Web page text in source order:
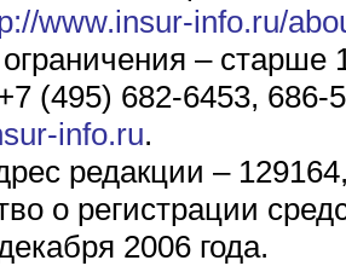
www.insur-info.ru/
– старше
(495) 682-6453, 686-
info.ru.
редакции –
о регистрации
2006 года.